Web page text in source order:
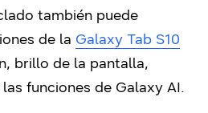
también puede
de la Galaxy Tab S10
brillo de la pantalla,
funciones de Galaxy AI.